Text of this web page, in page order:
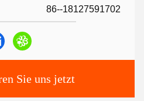
86--18127591702
Sie uns jetzt